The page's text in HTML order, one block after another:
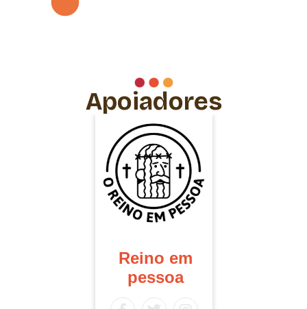
Apoiadores
Reino em
pessoa